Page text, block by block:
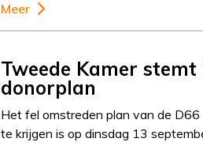
Meer
Tweede Kamer
donorplan
Het fel omstreden plan van de
te krijgen is op dinsdag 13